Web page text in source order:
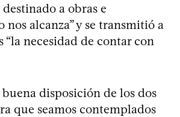
a obras e
nos alcanza” y se transmitió a
“la necesidad de contar con
disposición de los dos
que seamos contemplados